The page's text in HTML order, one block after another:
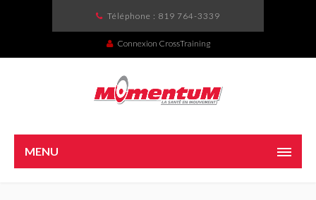
Téléphone : 819 764-3339
Connexion CrossTraining
MENU